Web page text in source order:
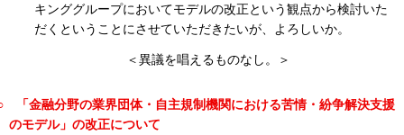
キンググループにおいてモデルの改正という観点から検討いた
だくということにさせていただきたいが、よろしいか。
＜異議を唱えるものなし。＞
「金融分野の業界団体・自主規制機関における苦情・紛争解決支援
のモデル」の改正について